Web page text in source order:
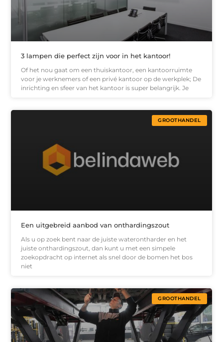
3 lampen die perfect zijn voor in het kantoor!
Of het nou gaat om een thuiskantoor, een kantoorruimte
voor je werknemers of een privé kantoor op de werkplek; De
inrichting en sfeer van het kantoor is super belangrijk. Je
GROOTHANDEL
Een uitgebreid aanbod van onthardingszout
Als u op zoek bent naar de juiste waterontharder en het
juiste onthardingszout, dan kunt u met een simpele
zoekopdracht op internet als snel door de bomen het bos
niet
GROOTHANDEL